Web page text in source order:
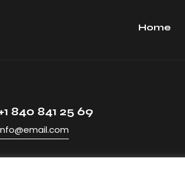
Home
840 841 25 69